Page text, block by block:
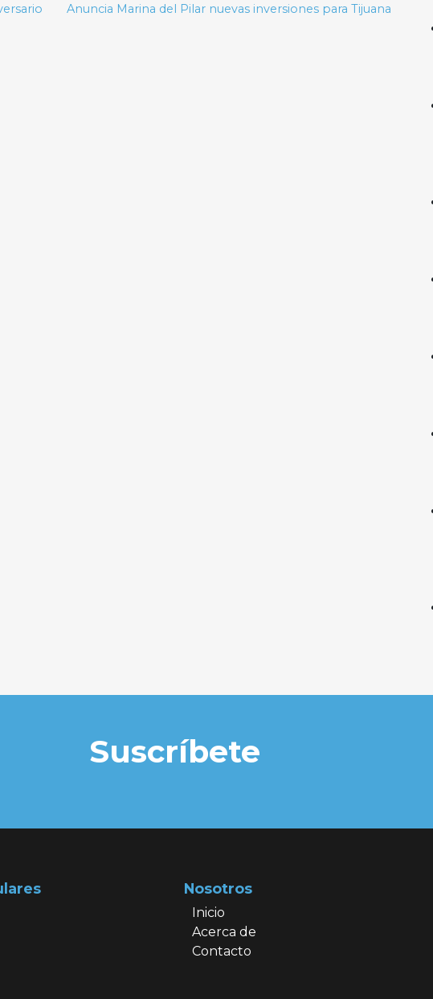
Anuncia Marina del Pilar nuevas inversiones para Tijuana
Suscríbete
Nosotros
Inicio
Acerca de
Contacto